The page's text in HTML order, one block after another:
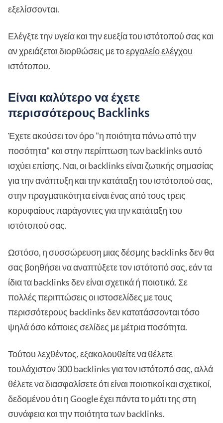
εξελίσσονται.
Ελέγξτε την υγεία και την ευεξία του ιστότοπού σας και
αν χρειάζεται διορθώσεις με τοεργαλείο ελέγχου
ιστότοπου.
Είναι καλύτερο να έχετε
περισσότερους Backlinks
Έχετε ακούσει τον όρο "η ποιότητα πάνω από την
ποσότητα" και στην περίπτωση των backlinks αυτό
ισχύει επίσης. Ναι, οι backlinks είναι ζωτικής σημασίας
για την ανάπτυξη και την κατάταξη του ιστότοπού σας,
στην πραγματικότητα είναι ένας από τους τρεις
κορυφαίους παράγοντες για την κατάταξη του
ιστότοπού σας.
Ωστόσο, η συσσώρευση μιας δέσμης backlinks δεν θα
σας βοηθήσει να αναπτύξετε τον ιστότοπό σας, εάν τα
ίδια τα backlinks δεν είναι σχετικά ή ποιοτικά. Σε
πολλές περιπτώσεις οι ιστοσελίδες με τους
περισσότερους backlinks δεν κατατάσσονται τόσο
ψηλά όσο κάποιες σελίδες με μέτρια ποσότητα.
Τούτου λεχθέντος, εξακολουθείτε να θέλετε
τουλάχιστον 300 backlinks για τον ιστότοπό σας, αλλά
θέλετε να διασφαλίσετε ότι είναι ποιοτικοί και σχετικοί,
δεδομένου ότι η Google έχει πάντα το μάτι της στη
συνάφεια και την ποιότητα των backlinks.